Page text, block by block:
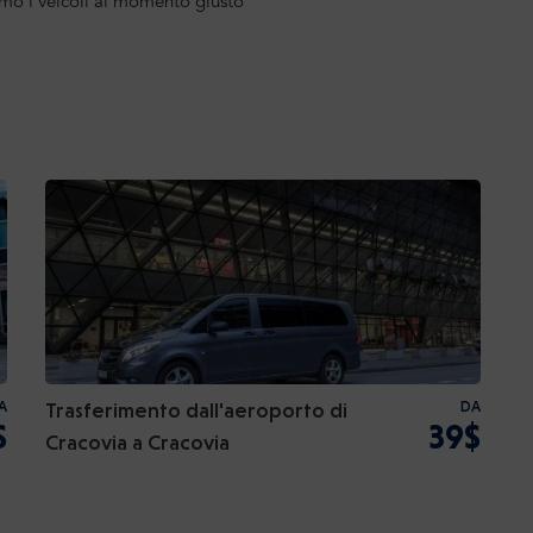
Trasferimento dall'aeroporto di
Cracovia a Cracovia
DA
39$